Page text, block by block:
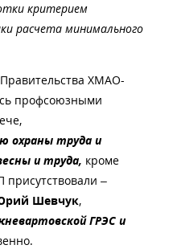
критерием
расчета минимального
ХМАО-
профсоюзными
охраны труда и
и труда, кроме
–
Шевчук,
ГРЭС и